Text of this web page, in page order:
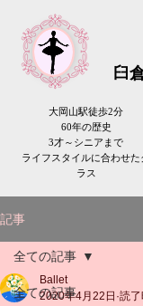
臼
大岡山駅徒歩2分
60年の歴史
3才～シニアまで
ライフスタイルに合わせた
ラス
記事
全ての記事
全ての記事
Ballet
2020年4月22日 読